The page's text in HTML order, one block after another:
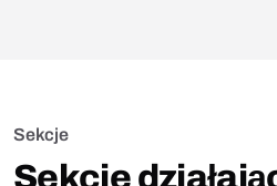
Sekcje
Sekcje